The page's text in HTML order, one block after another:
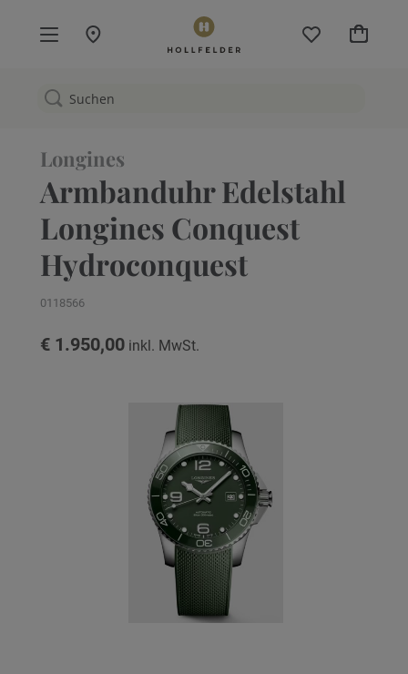
Mein
Longines
Armbanduhr Edelstahl
Longines Conquest
Hydroconquest
0118566
€ 1.950,00